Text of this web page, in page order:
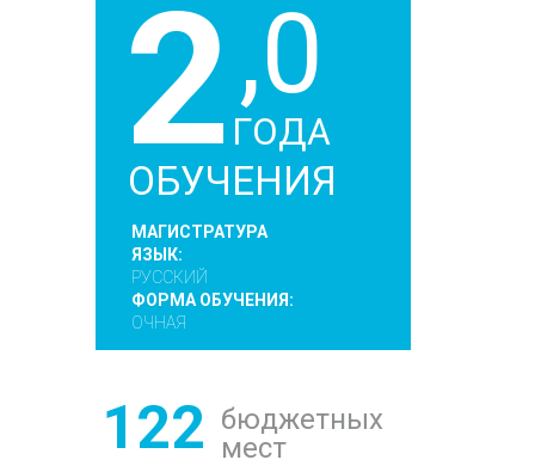
2 ,0
ГОДА
ОБУЧЕНИЯ
МАГИСТРАТУРА
ЯЗЫК:
РУССКИЙ
ФОРМА ОБУЧЕНИЯ:
ОЧНАЯ
122 бюджетных
мест